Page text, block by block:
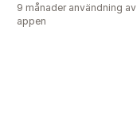
9 månader användning av
appen